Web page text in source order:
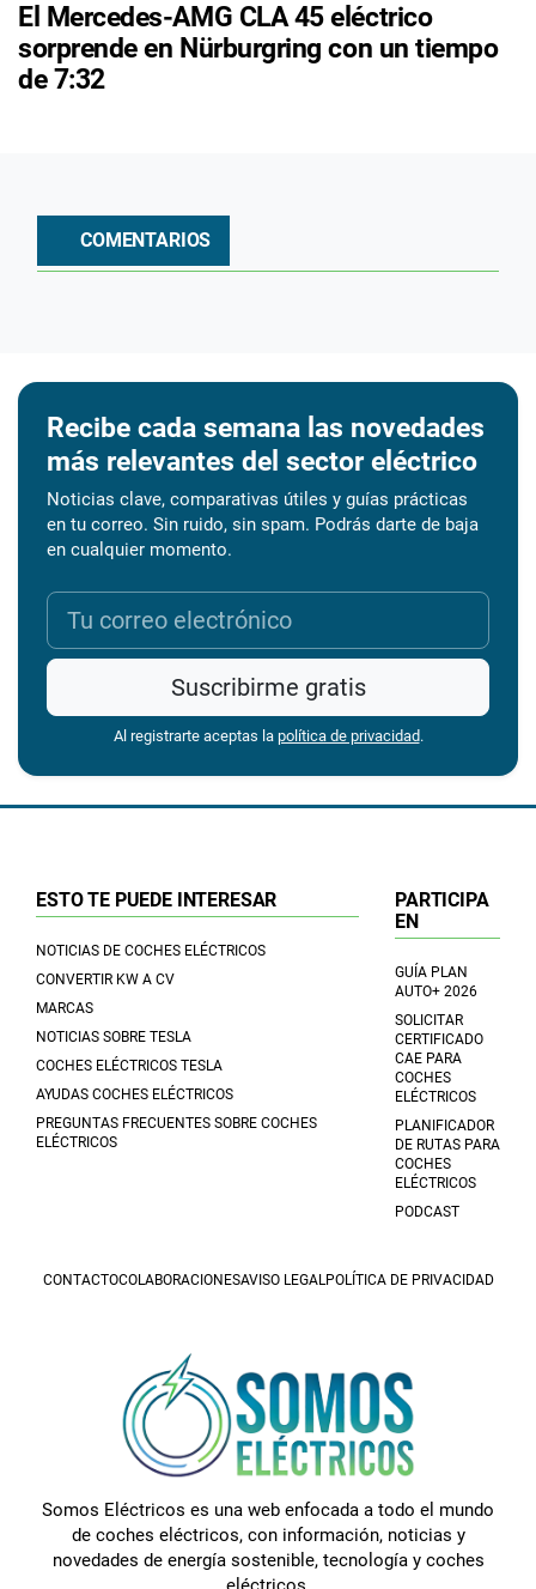
El Mercedes-AMG CLA 45 eléctrico
sorprende en Nürburgring con un tiempo
de 7:32
COMENTARIOS
Recibe cada semana las novedades
más relevantes del sector eléctrico
Noticias clave, comparativas útiles y guías prácticas
en tu correo. Sin ruido, sin spam. Podrás darte de baja
en cualquier momento.
Suscribirme gratis
Al registrarte aceptas la política de privacidad.
ESTO TE PUEDE INTERESAR
NOTICIAS DE COCHES ELÉCTRICOS
CONVERTIR KW A CV
MARCAS
NOTICIAS SOBRE TESLA
COCHES ELÉCTRICOS TESLA
AYUDAS COCHES ELÉCTRICOS
PREGUNTAS FRECUENTES SOBRE COCHES
ELÉCTRICOS
PARTICIPA
EN
GUÍA PLAN
AUTO+ 2026
SOLICITAR
CERTIFICADO
CAE PARA
COCHES
ELÉCTRICOS
PLANIFICADOR
DE RUTAS PARA
COCHES
ELÉCTRICOS
PODCAST
CONTACTOCOLABORACIONESAVISO LEGALPOLÍTICA DE PRIVACIDAD
Somos Eléctricos es una web enfocada a todo el mundo
de coches eléctricos, con información, noticias y
novedades de energía sostenible, tecnología y coches